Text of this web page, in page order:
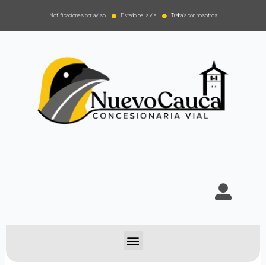
Notificaciones por aviso Estado de la via Trabaja con nosotros